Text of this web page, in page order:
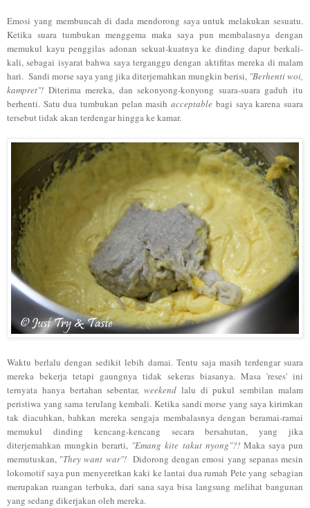
Emosi yang membuncah di dada mendorong saya untuk melakukan sesuatu.
Ketika suara tumbukan menggema maka saya pun membalasnya dengan
memukul kayu penggilas adonan sekuat-kuatnya ke dinding dapur berkali-
kali, sebagai isyarat bahwa saya terganggu dengan aktifitas mereka di malam
hari. Sandi morse saya yang jika diterjemahkan mungkin berisi, "Berhenti woi,
kampret"! Diterima mereka, dan sekonyong-konyong suara-suara gaduh itu
berhenti. Satu dua tumbukan pelan masihacceptable bagi saya karena suara
tersebut tidak akan terdengar hingga ke kamar.
Waktu berlalu dengan sedikit lebih damai. Tentu saja masih terdengar suara
mereka bekerja tetapi gaungnya tidak sekeras biasanya. Masa 'reses' ini
ternyata hanya bertahan sebentar,weekend lalu di pukul sembilan malam
peristiwa yang sama terulang kembali. Ketika sandi morse yang saya kirimkan
tak diacuhkan, bahkan mereka sengaja membalasnya dengan beramai-ramai
memukul dinding kencang-kencang secara bersahutan, yang jika
diterjemahkan mungkin berarti, "Emang kite takut nyong"?!Maka saya pun
memutuskan, "They want war"!Didorong dengan emosi yang sepanas mesin
lokomotif saya pun menyeretkan kaki ke lantai dua rumah Pete yang sebagian
merupakan ruangan terbuka, dari sana saya bisa langsung melihat bangunan
yang sedang dikerjakan oleh mereka.